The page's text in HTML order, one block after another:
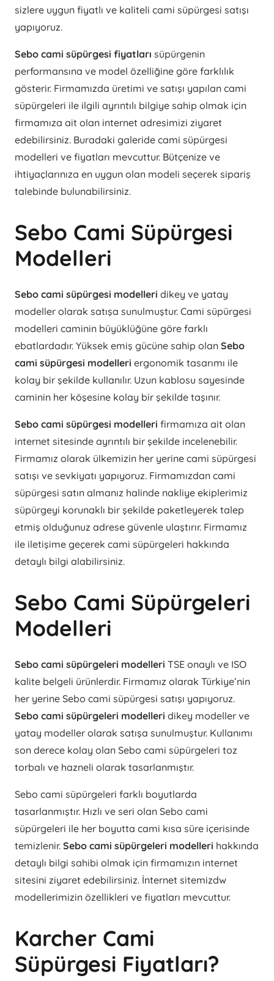
sizlere uygun fiyatlı ve kaliteli cami süpürgesi satışı
yapıyoruz.
Sebo cami süpürgesi fiyatları süpürgenin
performansına ve model özelliğine göre farklılık
gösterir. Firmamızda üretimi ve satışı yapılan cami
süpürgeleri ile ilgili ayrıntılı bilgiye sahip olmak için
firmamıza ait olan internet adresimizi ziyaret
edebilirsiniz. Buradaki galeride cami süpürgesi
modelleri ve fiyatları mevcuttur. Bütçenize ve
ihtiyaçlarınıza en uygun olan modeli seçerek sipariş
talebinde bulunabilirsiniz.
Sebo Cami Süpürgesi
Modelleri
Sebo cami süpürgesi modelleri dikey ve yatay
modeller olarak satışa sunulmuştur. Cami süpürgesi
modelleri caminin büyüklüğüne göre farklı
ebatlardadır. Yüksek emiş gücüne sahip olan Sebo
cami süpürgesi modelleri ergonomik tasarımı ile
kolay bir şekilde kullanılır. Uzun kablosu sayesinde
caminin her köşesine kolay bir şekilde taşınır.
Sebo cami süpürgesi modelleri firmamıza ait olan
internet sitesinde ayrıntılı bir şekilde incelenebilir.
Firmamız olarak ülkemizin her yerine cami süpürgesi
satışı ve sevkiyatı yapıyoruz. Firmamızdan cami
süpürgesi satın almanız halinde nakliye ekiplerimiz
süpürgeyi korunaklı bir şekilde paketleyerek talep
etmiş olduğunuz adrese güvenle ulaştırır. Firmamız
ile iletişime geçerek cami süpürgeleri hakkında
detaylı bilgi alabilirsiniz.
Sebo Cami Süpürgeleri
Modelleri
Sebo cami süpürgeleri modelleri TSE onaylı ve ISO
kalite belgeli ürünlerdir. Firmamız olarak Türkiye’nin
her yerine Sebo cami süpürgesi satışı yapıyoruz.
Sebo cami süpürgeleri modelleri dikey modeller ve
yatay modeller olarak satışa sunulmuştur. Kullanımı
son derece kolay olan Sebo cami süpürgeleri toz
torbalı ve hazneli olarak tasarlanmıştır.
Sebo cami süpürgeleri farklı boyutlarda
tasarlanmıştır. Hızlı ve seri olan Sebo cami
süpürgeleri ile her boyutta cami kısa süre içerisinde
temizlenir. Sebo cami süpürgeleri modelleri hakkında
detaylı bilgi sahibi olmak için firmamızın internet
sitesini ziyaret edebilirsiniz. İnternet sitemizdw
modellerimizin özellikleri ve fiyatları mevcuttur.
Karcher Cami
Süpürgesi Fiyatları?